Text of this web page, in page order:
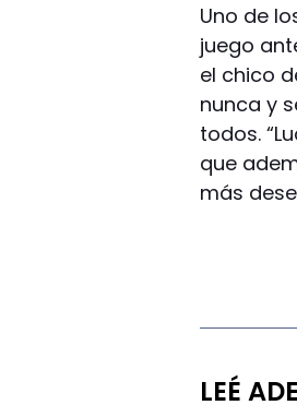
Uno de
juego
el chico
nunca y
todos.
que
más
LEÉ